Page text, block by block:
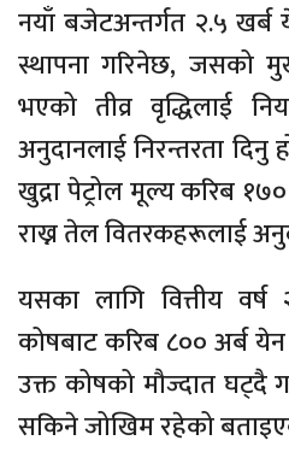
नयाँ बजेटअन्तर्गत २.५
स्थापना गरिनेछ, जसको
भएको तीव्र वृद्धिलाई
अनुदानलाई निरन्तरता दिनु
खुद्रा पेट्रोल मूल्य करिब
राख्न तेल वितरकहरूलाई
यसका लागि वित्तीय
कोषबाट करिब ८०० अर्ब
उक्त कोषको मौज्दात घट्दै
सकिने जोखिम रहेको